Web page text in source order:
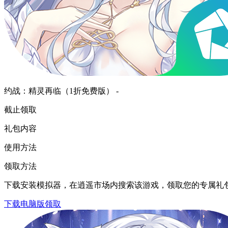
约战：精灵再临（1折免费版） -
截止领取
礼包内容
使用方法
领取方法
下载安装模拟器，在逍遥市场内搜索该游戏，领取您的专属礼
下载电脑版领取